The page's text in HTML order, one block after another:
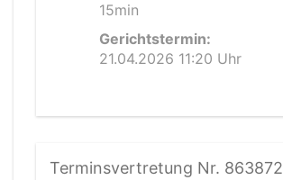
15min
Gerichtstermin:
21.04.2026 11:20 Uhr
Terminsvertretung Nr. 863872